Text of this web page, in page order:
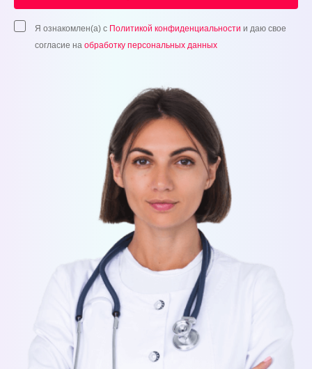
Я ознакомлен(а) с Политикой конфиденциальности и даю свое
согласие на обработку персональных данных